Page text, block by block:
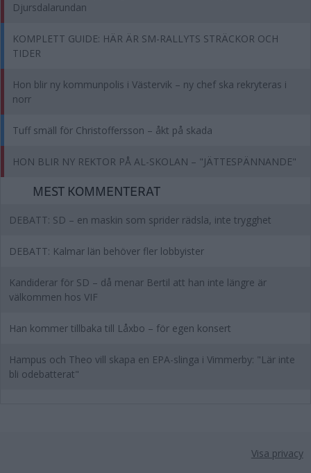
Djursdalarundan
KOMPLETT GUIDE: HÄR ÄR SM-RALLYTS STRÄCKOR OCH
TIDER
Hon blir ny kommunpolis i Västervik – ny chef ska rekryteras i
norr
Tuff smäll för Christoffersson – åkt på skada
HON BLIR NY REKTOR PÅ AL-SKOLAN – "JÄTTESPÄNNANDE"
MEST KOMMENTERAT
DEBATT: SD – en maskin som sprider rädsla, inte trygghet
DEBATT: Kalmar län behöver fler lobbyister
Kandiderar för SD – då menar Bertil att han inte längre är
välkommen hos VIF
Han kommer tillbaka till Låxbo – för egen konsert
Hampus och Theo vill skapa en EPA-slinga i Vimmerby: "Lär inte
bli odebatterat"
Visa privacy